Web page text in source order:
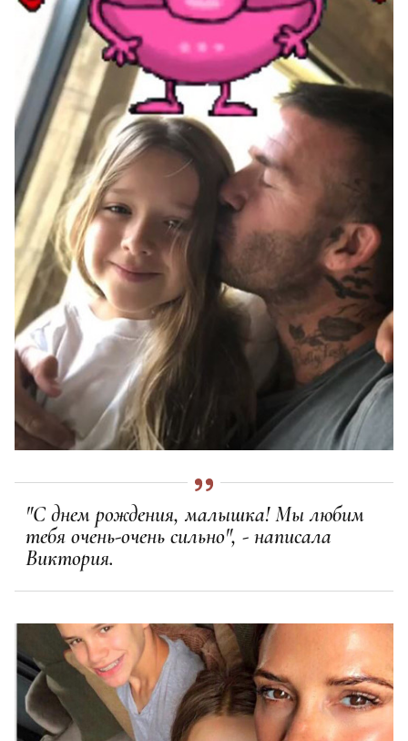
"С днем рождения, малышка! Мы любим
тебя очень-очень сильно", - написала
Виктория.